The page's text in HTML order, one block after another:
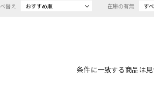
替え おすすめ順 在庫の有無 す
条件に一致する商品は